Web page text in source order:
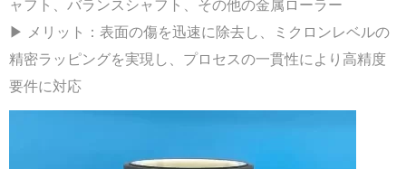
ャフト、バランスシャフト、その他の金属ローラー
▶ メリット：表面の傷を迅速に除去し、ミクロンレベルの
精密ラッピングを実現し、プロセスの一貫性により高精度
要件に対応